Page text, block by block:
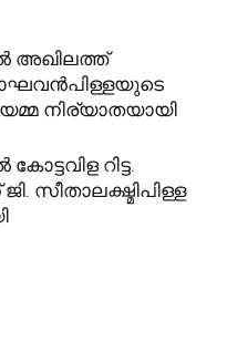
അഖിലത്ത്
നിര്യാതയായി
റിട്ട.
സീതാലക്ഷ്മിപിള്ള